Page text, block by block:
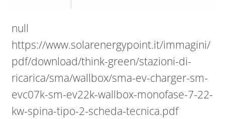
null
https://www.solarenergypoint.it/immagini/
pdf/download/think-green/stazioni-di-
ricarica/sma/wallbox/sma-ev-charger-sm-
evc07k-sm-ev22k-wallbox-monofase-7-22-
kw-spina-tipo-2-scheda-tecnica.pdf